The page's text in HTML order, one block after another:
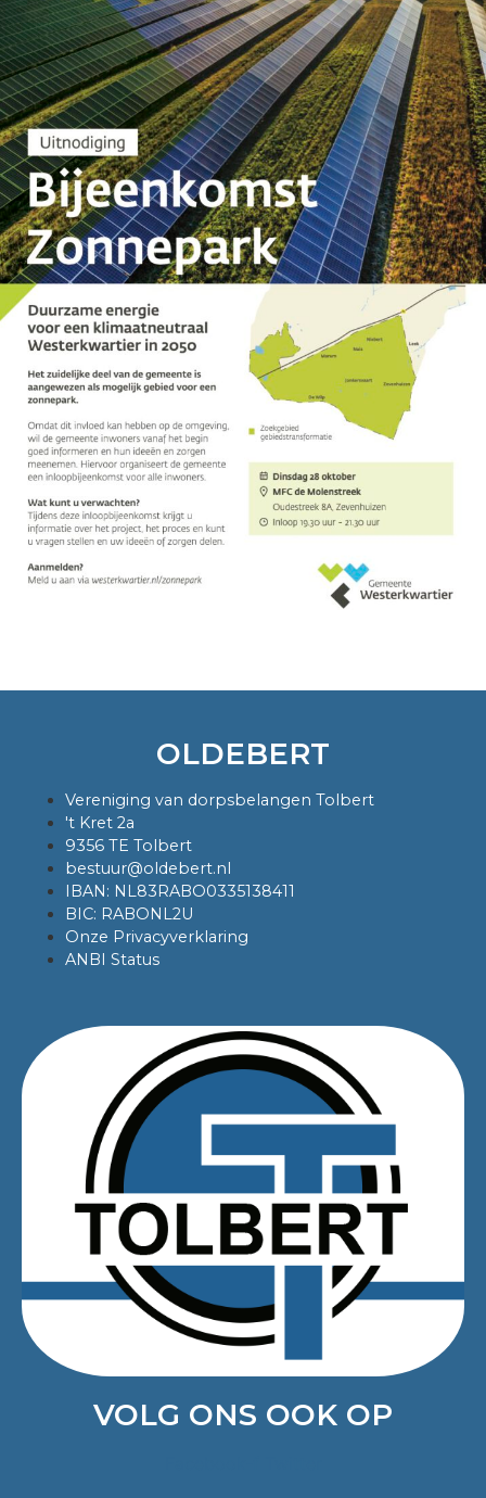
OLDEBERT
Vereniging van dorpsbelangen Tolbert
't Kret 2a
9356 TE Tolbert
bestuur@oldebert.nl
IBAN: NL83RABO0335138411
BIC: RABONL2U
Onze Privacyverklaring
ANBI Status
VOLG ONS OOK OP